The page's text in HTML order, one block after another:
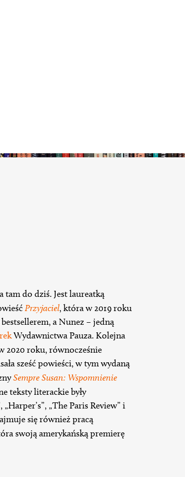
do dziś. Jest laureatką
Przyjaciel, która w 2019 roku
a Nunez – jedną
Wydawnictwa Pauza. Kolejna
2020 roku, równocześnie
sześć powieści, w tym wydaną
Sempre Susan: Wspomnienie
teksty literackie były
„The Paris Review” i
się również pracą
swoją amerykańską premierę